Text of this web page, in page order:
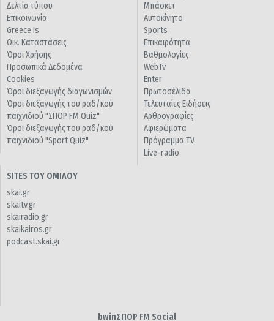
Δελτία τύπου
Επικοινωνία
Greece Is
Οικ. Καταστάσεις
Όροι Χρήσης
Προσωπικά Δεδομένα
Cookies
Όροι διεξαγωγής διαγωνισμών
Όροι διεξαγωγής του ραδ/κού
παιχνιδιού "ΣΠΟΡ FM Quiz"
Όροι διεξαγωγής του ραδ/κού
παιχνιδιού "Sport Quiz"
Μπάσκετ
Αυτοκίνητο
Sports
Επικαιρότητα
Βαθμολογίες
WebTv
Enter
Πρωτοσέλιδα
Τελευταίες Ειδήσεις
Αρθρογραφίες
Αφιερώματα
Πρόγραμμα TV
Live-radio
SITES ΤΟΥ ΟΜΙΛΟΥ
skai.gr
skaitv.gr
skairadio.gr
skaikairos.gr
podcast.skai.gr
bwinΣΠΟΡ FM Social